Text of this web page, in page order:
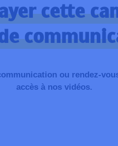
cette
ou rendez-
accès à nos vidéos.